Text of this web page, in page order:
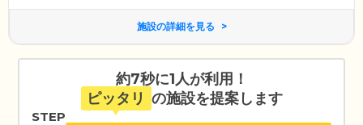
施設の詳細を見る
約7秒に1人が利用！
ピッタリ の施設を提案します
STEP